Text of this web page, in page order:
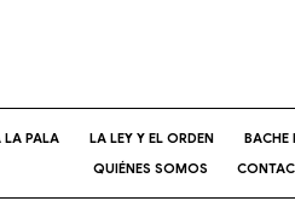
LA PALA LA LEY Y EL ORDEN BACHE
QUIÉNES SOMOS